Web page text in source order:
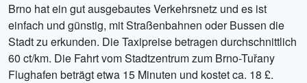
Brno hat ein gut ausgebautes Verkehrsnetz und es ist
einfach und günstig, mit Straßenbahnen oder Bussen die
Stadt zu erkunden. Die Taxipreise betragen durchschnittlich
60 ct/km. Die Fahrt vom Stadtzentrum zum Brno-Tuřany
Flughafen beträgt etwa 15 Minuten und kostet ca. 18 £.